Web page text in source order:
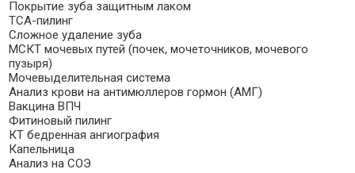
Покрытие зуба защитным лаком
TCA-пилинг
Сложное удаление зуба
МСКТ мочевых путей (почек, мочеточников, мочевого
пузыря)
Мочевыделительная система
Анализ крови на антимюллеров гормон (АМГ)
Вакцина ВПЧ
Фитиновый пилинг
КТ бедренная ангиография
Капельница
Анализ на СОЭ